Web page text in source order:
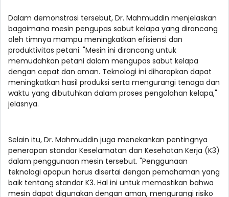
Dalam demonstrasi tersebut, Dr. Mahmuddin menjelaskan
bagaimana mesin pengupas sabut kelapa yang dirancang
oleh timnya mampu meningkatkan efisiensi dan
produktivitas petani. "Mesin ini dirancang untuk
memudahkan petani dalam mengupas sabut kelapa
dengan cepat dan aman. Teknologi ini diharapkan dapat
meningkatkan hasil produksi serta mengurangi tenaga dan
waktu yang dibutuhkan dalam proses pengolahan kelapa,"
jelasnya.
Selain itu, Dr. Mahmuddin juga menekankan pentingnya
penerapan standar Keselamatan dan Kesehatan Kerja (K3)
dalam penggunaan mesin tersebut. "Penggunaan
teknologi apapun harus disertai dengan pemahaman yang
baik tentang standar K3. Hal ini untuk memastikan bahwa
mesin dapat digunakan dengan aman, mengurangi risiko